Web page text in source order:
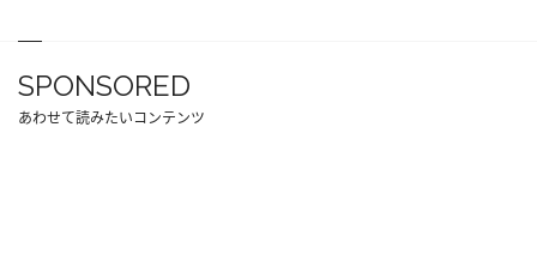
SPONSORED
あわせて読みたいコンテンツ